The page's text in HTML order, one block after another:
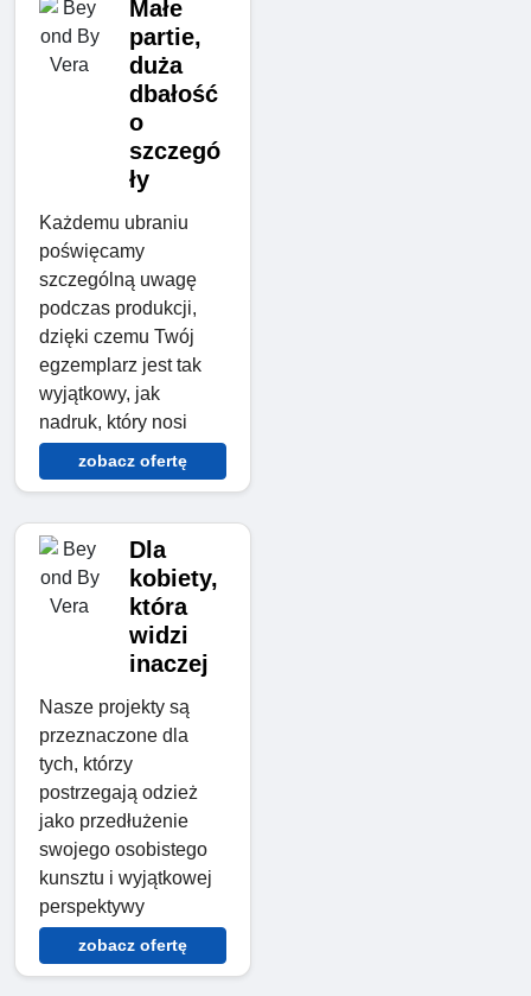
Małe
partie,
duża
dbałość
o
szczegó
ły
Każdemu ubraniu
poświęcamy
szczególną uwagę
podczas produkcji,
dzięki czemu Twój
egzemplarz jest tak
wyjątkowy, jak
nadruk, który nosi
zobacz ofertę
Dla
kobiety,
która
widzi
inaczej
Nasze projekty są
przeznaczone dla
tych, którzy
postrzegają odzież
jako przedłużenie
swojego osobistego
kunsztu i wyjątkowej
perspektywy
zobacz ofertę